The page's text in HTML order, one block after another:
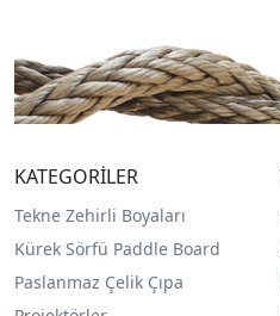
KATEGORİLER
Tekne Zehirli Boyaları
Kürek Sörfü Paddle Board
Paslanmaz Çelik Çıpa